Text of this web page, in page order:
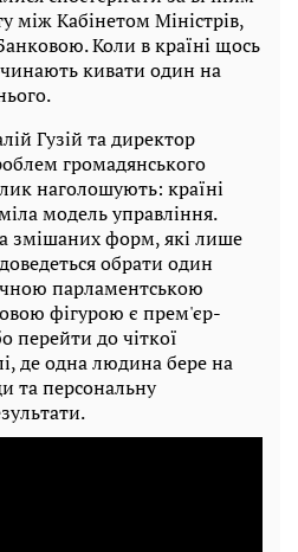
між Кабінетом Міністрів,
Коли в країні щось
кивати один на
Гузій та директор
громадянського
наголошують: країні
модель управління.
змішаних форм, які лише
обрати один
парламентською
фігурою є прем'єр-
перейти до чіткої
де одна людина бере на
та персональну